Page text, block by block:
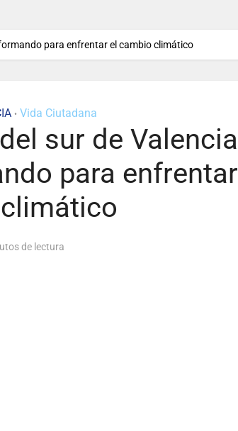
para enfrentar el cambio climático
• Vida Ciutadana
sur de Valencia
para enfrentar
de lectura